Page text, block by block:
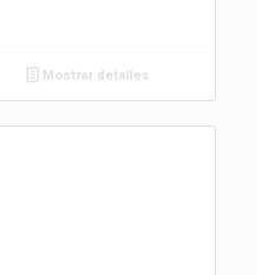
Mostrar detalles